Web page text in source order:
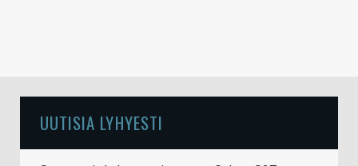
UUTISIA LYHYESTI